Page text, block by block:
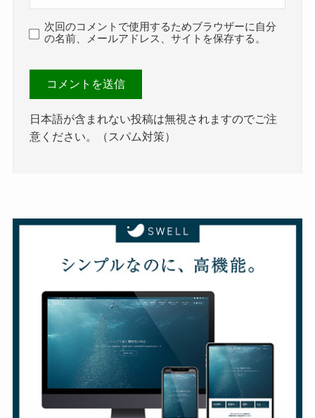
次回のコメントで使用するためブラウザーに自分
の名前、メールアドレス、サイトを保存する。
日本語が含まれない投稿は無視されますのでご注
意ください。（スパム対策）